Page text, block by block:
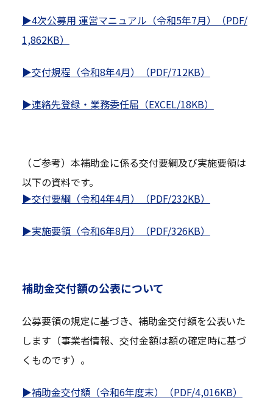
▶4次公募用 運営マニュアル（令和5年7月）（PDF/
1,862KB）
▶交付規程（令和8年4月）（PDF/712KB）
▶連絡先登録・業務委任届（EXCEL/18KB）
（ご参考）本補助金に係る交付要綱及び実施要領は
以下の資料です。
▶交付要綱（令和4年4月）（PDF/232KB）
▶実施要領（令和6年8月）（PDF/326KB）
補助金交付額の公表について
公募要領の規定に基づき、補助金交付額を公表いた
します（事業者情報、交付金額は額の確定時に基づ
くものです）。
▶補助金交付額（令和6年度末）（PDF/4,016KB）